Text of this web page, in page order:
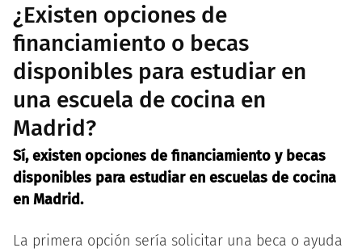
¿Existen opciones de
financiamiento o becas
disponibles para estudiar en
una escuela de cocina en
Madrid?
Sí, existen opciones de financiamiento y becas
disponibles para estudiar en escuelas de cocina
en Madrid.
La primera opción sería solicitar una beca o ayuda